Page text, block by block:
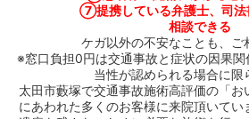
⑦提携している弁護士、司法
相談できる
ケガ以外の不安なことも、ご
※窓口負担0円は交通事故と症状の因果
当性が認められる場合に限
太田市藪塚で交通事故施術高評価の「お
にあわれた多くのお客様に来院頂いてい